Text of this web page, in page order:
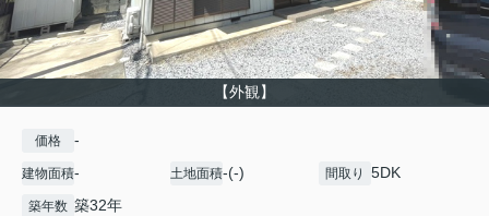
【外観】
価格 -
建物面積- 土地面積-(-) 間取り 5DK
築年数 築32年